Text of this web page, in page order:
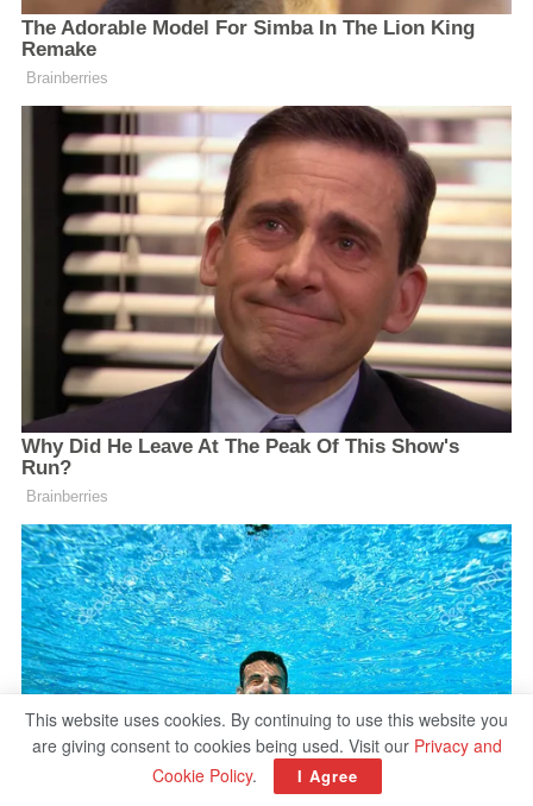
This website uses cookies. By continuing to use this website you
are giving consent to cookies being used. Visit our Privacy and
Cookie Policy. I Agree